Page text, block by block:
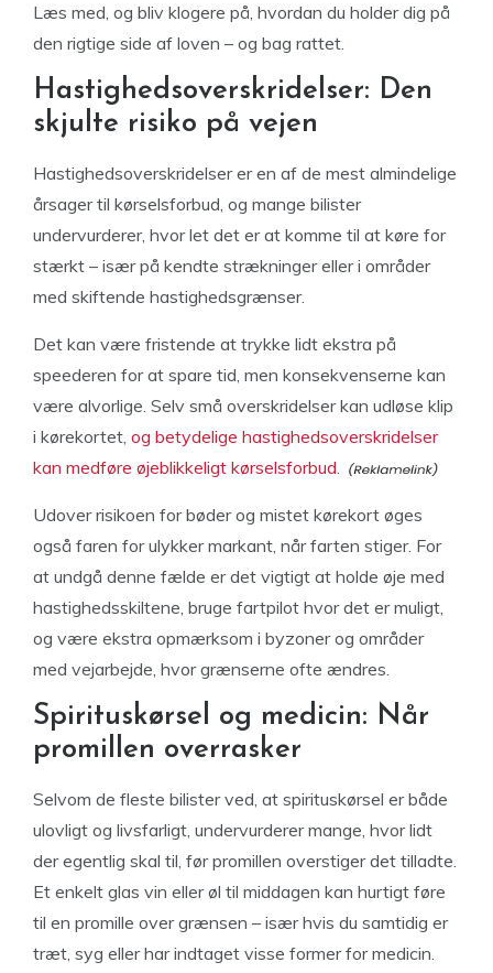
Læs med, og bliv klogere på, hvordan du holder dig på
den rigtige side af loven – og bag rattet.
Hastighedsoverskridelser: Den
skjulte risiko på vejen
Hastighedsoverskridelser er en af de mest almindelige
årsager til kørselsforbud, og mange bilister
undervurderer, hvor let det er at komme til at køre for
stærkt – især på kendte strækninger eller i områder
med skiftende hastighedsgrænser.
Det kan være fristende at trykke lidt ekstra på
speederen for at spare tid, men konsekvenserne kan
være alvorlige. Selv små overskridelser kan udløse klip
i kørekortet, og betydelige hastighedsoverskridelser
kan medføre øjeblikkeligt kørselsforbud.
Udover risikoen for bøder og mistet kørekort øges
også faren for ulykker markant, når farten stiger. For
at undgå denne fælde er det vigtigt at holde øje med
hastighedsskiltene, bruge fartpilot hvor det er muligt,
og være ekstra opmærksom i byzoner og områder
med vejarbejde, hvor grænserne ofte ændres.
Spirituskørsel og medicin: Når
promillen overrasker
Selvom de fleste bilister ved, at spirituskørsel er både
ulovligt og livsfarligt, undervurderer mange, hvor lidt
der egentlig skal til, før promillen overstiger det tilladte.
Et enkelt glas vin eller øl til middagen kan hurtigt føre
til en promille over grænsen – især hvis du samtidig er
træt, syg eller har indtaget visse former for medicin.